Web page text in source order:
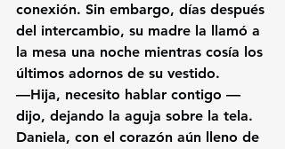
conexión. Sin embargo, días después
del intercambio, su madre la llamó a
la mesa una noche mientras cosía los
últimos adornos de su vestido.
—Hija, necesito hablar contigo —
dijo, dejando la aguja sobre la tela.
Daniela, con el corazón aún lleno de